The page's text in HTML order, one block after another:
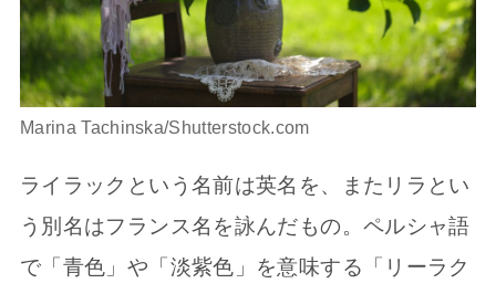
Marina Tachinska/Shutterstock.com
ライラックという名前は英名を、またリラとい
う別名はフランス名を詠んだもの。ペルシャ語
で「青色」や「淡紫色」を意味する「リーラク